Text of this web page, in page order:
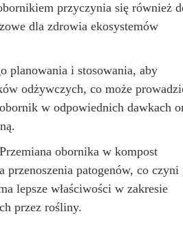
przyczynia się również
dla zdrowia ekosystemów
planowania i stosowania, aby
odżywczych, co może
w odpowiednich dawkach
obornika w kompost
przenoszenia patogenów, co czyni
lepsze właściwości w zakresie
przez rośliny.